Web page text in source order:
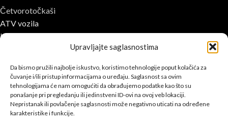
Upravljajte saglasnostima
Da bismo pružili najbolje iskustvo, koristimo tehnologije poput kolačića za
čuvanje i/ili pristup informacijama o uređaju. Saglasnost sa ovim
tehnologijama će nam omogućiti da obrađujemo podatke kao što su
ponašanje pri pregledanju ili jedinstveni ID-ovi na ovoj veb lokaciji.
Nepristanak ili povlačenje saglasnosti može negativno uticati na određene
karakteristike i funkcije.
Četvorotočkaši
ATV vozila
UTV vozila
MOTOCIKLI
ADVENTURE
NAKED